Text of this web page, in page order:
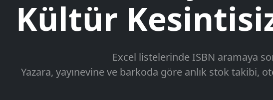
Kültür
Excel listelerinde ISBN aramaya
Yazara, yayınevine ve barkoda göre anlık stok takibi,